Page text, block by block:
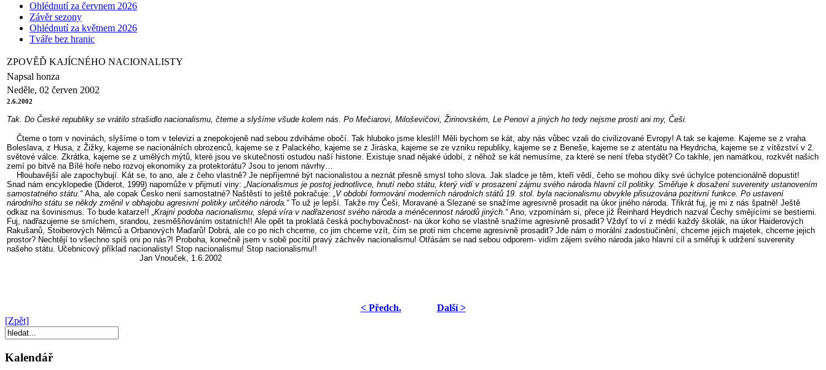
Ohlédnutí za červnem 2026
Závěr sezony
Ohlédnutí za květnem 2026
Tváře bez hranic
ZPOVĚĎ KAJÍCNÉHO NACIONALISTY
Napsal honza
Neděle, 02 červen 2002
2.6.2002
Tak. Do České republiky se vrátilo strašidlo nacionalismu, čteme a slyšíme všude kolem nás. Po Mečiarovi, Miloševičovi, Žirinovském, Le Penovi a jiných ho tedy nejsme prosti ani my, Češi.
Čteme o tom v novinách, slyšíme o tom v televizi a znepokojeně nad sebou zdviháme obočí. Tak hluboko jsme klesli!! Měli bychom se kát, aby nás vůbec vzali do civilizované Evropy! A tak se kajeme. Kajeme se z vraha
Boleslava, z Husa, z Žižky, kajeme se nacionálních obrozenců, kajeme se z Palackého, kajeme se z Jiráska, kajeme se ze vzniku republiky, kajeme se z Beneše, kajeme se z atentátu na Heydricha, kajeme se z vítězství v 2.
světové válce. Zkrátka, kajeme se z umělých mýtů, které jsou ve skutečnosti ostudou naší historie. Existuje snad nějaké údobí, z něhož se kát nemusíme, za které se není třeba stydět? Co takhle, jen namátkou, rozkvět našich
zemí po bitvě na Bílé hoře nebo rozvoj ekonomiky za protektorátu? Jsou to jenom návrhy…
Hloubavější ale zapochybují. Kát se, to ano, ale z čeho vlastně? Je nepříjemné být nacionalistou a neznát přesně smysl toho slova. Jak sladce je těm, kteří vědí, čeho se mohou díky své úchylce potencionálně dopustit!
Snad nám encyklopedie (Diderot, 1999) napomůže v přijmutí viny: „Nacionalismus je postoj jednotlivce, hnutí nebo státu, který vidí v prosazení zájmu svého národa hlavní cíl politiky. Směřuje k dosažení suverenity ustanovením
samostatného státu.“ Aha, ale copak Česko není samostatné? Naštěstí to ještě pokračuje: „V období formování moderních národních států 19. stol. byla nacionalismu obvykle přisuzována pozitivní funkce. Po ustavení
národního státu se někdy změnil v obhajobu agresivní politiky určitého národa.“ To už je lepší. Takže my Češi, Moravané a Slezané se snažíme agresivně prosadit na úkor jiného národa. Třikrát fuj, je mi z nás špatně! Ještě
odkaz na šovinismus. To bude katarze!! „Krajní podoba nacionalismu, slepá víra v nadřazenost svého národa a méněcennost národů jiných.“ Ano, vzpomínám si, přece již Reinhard Heydrich nazval Čechy smějícími se bestiemi.
Fuj, nadřazujeme se smíchem, srandou, zesměšňováním ostatních!! Ale opět ta proklatá česká pochybovačnost- na úkor koho se vlastně snažíme agresivně prosadit? Vždyť to ví z médií každý školák, na úkor Haiderových
Rakušanů, Stoiberových Němců a Orbanových Maďarů! Dobrá, ale co po nich chceme, co jim chceme vzít, čím se proti nim chceme agresivně prosadit? Jde nám o morální zadostiučinění, chceme jejich majetek, chceme jejich
prostor? Nechtějí to všechno spíš oni po nás?! Proboha, konečně jsem v sobě pocítil pravý záchvěv nacionalismu! Otřásám se nad sebou odporem- vidím zájem svého národa jako hlavní cíl a směřuji k udržení suverenity
našeho státu. Učebnicový příklad nacionalisty! Stop nacionalismu! Stop nacionalismu!!
Jan Vnouček, 1.6.2002
< Předch.
Další >
[Zpět]
Kalendář